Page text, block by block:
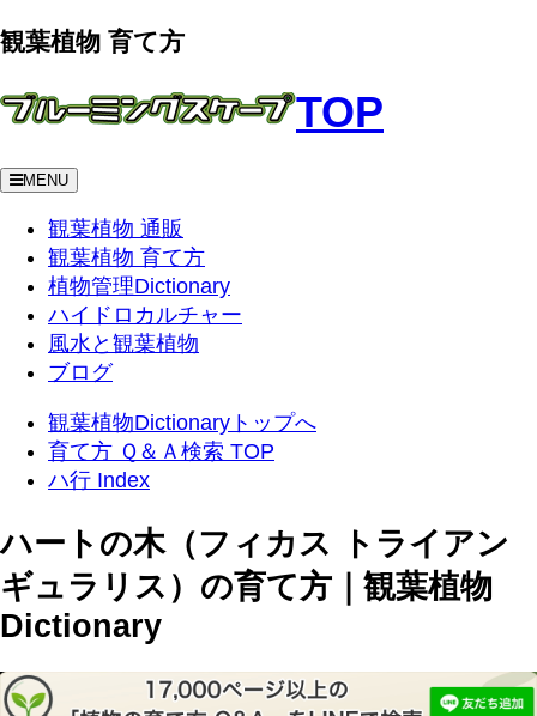
観葉植物 育て方
TOP
MENU
観葉植物 通販
観葉植物 育て方
植物管理Dictionary
ハイドロカルチャー
風水と観葉植物
ブログ
観葉植物Dictionaryトップへ
育て方 Ｑ＆Ａ検索 TOP
ハ行 Index
ハートの木（フィカス トライアン
ギュラリス）の育て方｜観葉植物
Dictionary